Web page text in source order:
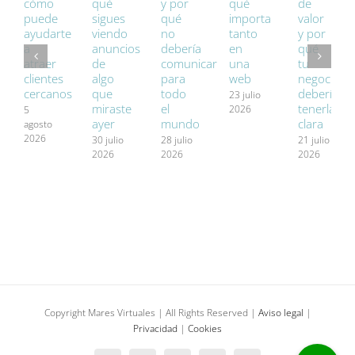
puede
ayudarte
a
atraer
clientes
cercanos
5
agosto
2026
sigues
viendo
anuncios
de
algo
que
miraste
ayer
30 julio
2026
qué
no
debería
comunicar
para
todo
el
mundo
28 julio
2026
importa
tanto
en
una
web
23 julio
2026
valor
y por
qué
tu
negocio
debería
tenerla
clara
21 julio
2026
Copyright Mares Virtuales | All Rights Reserved | Aviso legal |
Privacidad | Cookies